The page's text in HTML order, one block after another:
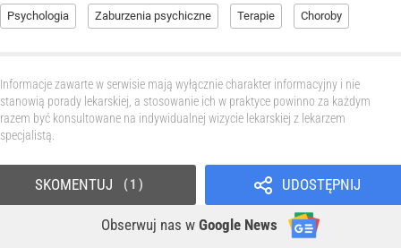
Psychologia Zaburzenia psychiczne Terapie Choroby
Informacje zawarte w serwisie mają wyłącznie charakter informacyjny i nie
stanowią porady lekarskiej, a stosowanie ich w praktyce powinno za każdym
razem być konsultowane na indywidualnej wizycie lekarskiej z lekarzem
specjalistą.
UDOSTĘPNIJ
Obserwuj nas w Google News
SKOMENTUJ 1